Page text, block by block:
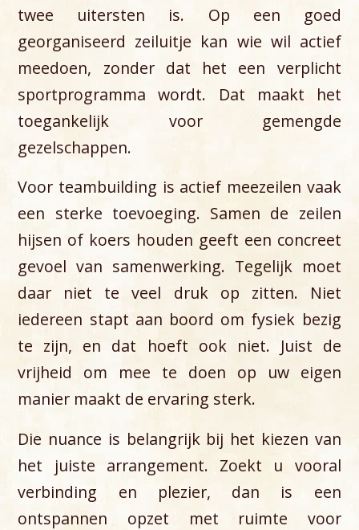
twee uitersten is. Op een goed
georganiseerd zeiluitje kan wie wil actief
meedoen, zonder dat het een verplicht
sportprogramma wordt. Dat maakt het
toegankelijk voor gemengde
gezelschappen.
Voor teambuilding is actief meezeilen vaak
een sterke toevoeging. Samen de zeilen
hijsen of koers houden geeft een concreet
gevoel van samenwerking. Tegelijk moet
daar niet te veel druk op zitten. Niet
iedereen stapt aan boord om fysiek bezig
te zijn, en dat hoeft ook niet. Juist de
vrijheid om mee te doen op uw eigen
manier maakt de ervaring sterk.
Die nuance is belangrijk bij het kiezen van
het juiste arrangement. Zoekt u vooral
verbinding en plezier, dan is een
ontspannen opzet met ruimte voor